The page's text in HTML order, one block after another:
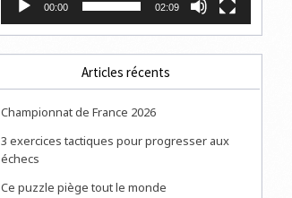
00:00 02:09
Articles récents
Championnat de France 2026
3 exercices tactiques pour progresser aux
échecs
Ce puzzle piège tout le monde